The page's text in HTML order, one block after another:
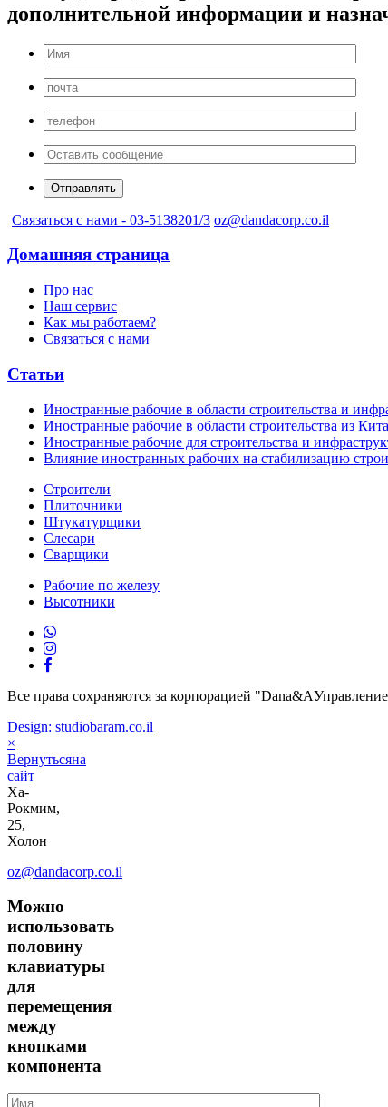
дополнительной информации и
Связаться с нами - 03-5138201/3 oz@dandacorp.co.il
Домашняя страница
Про нас
Наш сервис
Как мы работаем?
Связаться с нами
Статьи
Иностранные рабочие в области строительства и
Иностранные рабочие в области строительства из
Иностранные рабочие для строительства и
Влияние иностранных рабочих на стабилизацию
Строители
Плиточники
Штукатурщики
Слесари
Сварщики
Рабочие по железу
Высотники
Все права сохраняются за корпорацией
Design: studiobaram.co.il
×
Вернутьсяна
сайт
Ха-
Рокмим,
25,
Холон
oz@dandacorp.co.il
Можно
использовать
половину
клавиатуры
для
перемещения
между
кнопками
компонента